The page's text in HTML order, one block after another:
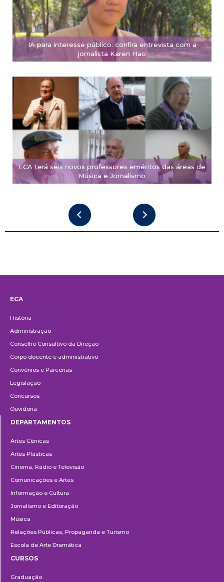
IA para interesse público: confira entrevista com a
jornalista Karen Hao
ECA terá seis novos professores eméritos das áreas de
Música e Jornalismo
ECA
História
Administração
Conselho Consultivo da Direção
Corpo docente e administrativo
Convênios e Parcerias
Legislação
Concursos
Ouvidoria
DEPARTAMENTOS
Artes Cênicas
Artes Plásticas
Cinema, Rádio e Televisão
Comunicações e Artes
Informação e Cultura
Jornalismo e Editoração
Música
Relações Públicas, Propaganda e Turismo
Escola de Arte Dramática
CURSOS
Graduação